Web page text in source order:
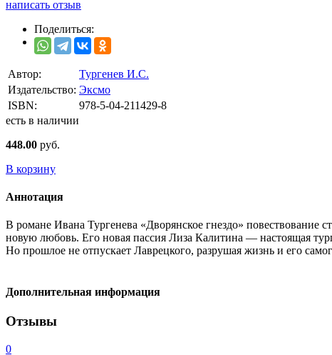
написать отзыв
Поделиться:
Автор:
Тургенев И.С.
Издательство: Эксмо
ISBN:
978-5-04-211429-8
есть в наличии
448.00 руб.
В корзину
Аннотация
В романе Ивана Тургенева «Дворянское гнездо» повествование
новую любовь. Его новая пассия Лиза Калитина — настоящая
Но прошлое не отпускает Лаврецкого, разрушая жизнь и его
Дополнительная информация
Отзывы
0